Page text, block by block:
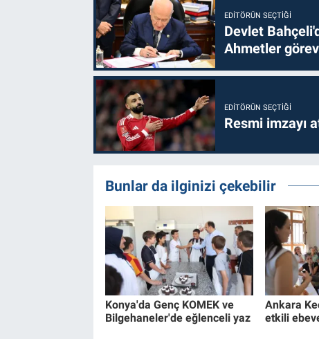
EDITÖRÜN SEÇTIĞI
Devlet
Ahmetler
EDITÖRÜN SEÇTIĞI
Resmi imzayı
Bunlar da ilginizi çekebilir
Konya'da Genç KOMEK ve
Bilgehaneler'de eğlenceli yaz
Ankara
etkili